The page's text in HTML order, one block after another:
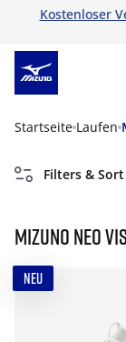
Kostenloser
Startseite Laufen
Filters & Sort
Mizuno Neo
NEU